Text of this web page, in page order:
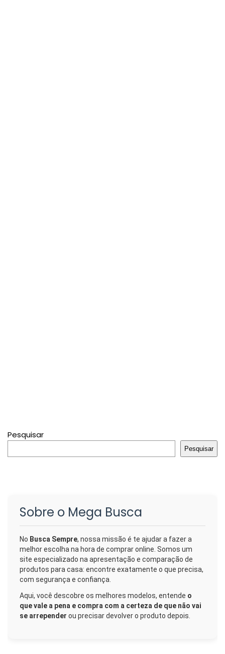
Pesquisar
Pesquisar
Sobre o Mega Busca
No Busca Sempre, nossa missão é te ajudar a fazer a
melhor escolha na hora de comprar online. Somos um
site especializado na apresentação e comparação de
produtos para casa: encontre exatamente o que precisa,
com segurança e confiança.
Aqui, você descobre os melhores modelos, entende o
que vale a pena e compra com a certeza de que não vai
se arrepender ou precisar devolver o produto depois.